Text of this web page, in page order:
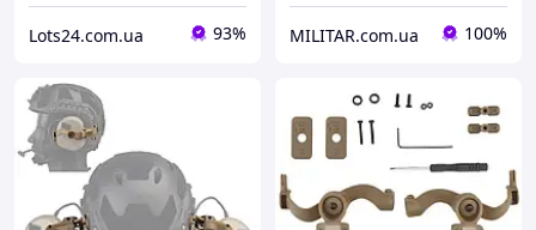
Lots24.com.ua 93% MILITAR.com.ua 100%